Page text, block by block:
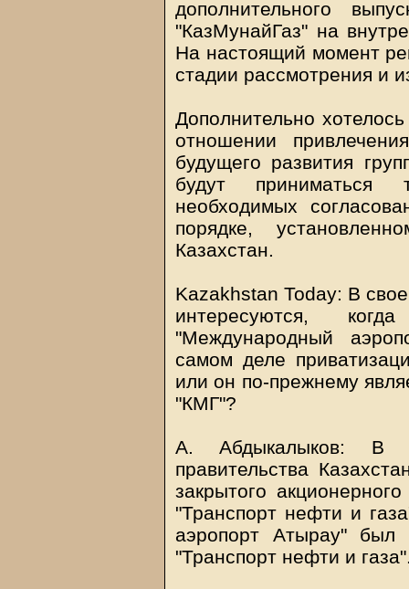
дополнительного
"КазМунайГаз" на
На настоящий момент
стадии рассмотрения и
Дополнительно
отношении
будущего развития
будут приниматься
необходимых
порядке,
Казахстан.
Kazakhstan Today: В
интересуются,
"Международный
самом деле
или он по-прежнему
"КМГ"?
А. Абдыкалыков: В
правительства
закрытого
"Транспорт нефти и
аэропорт Атырау"
"Транспорт нефти и